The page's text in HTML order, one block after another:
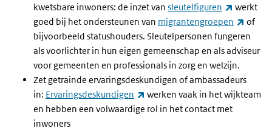
kwetsbare inwoners: de inzet van sleutelfiguren (externe
werkt
goed bij het ondersteunen van migrantengroepen
of
bijvoorbeeld statushouders. Sleutelpersonen fungeren
als voorlichter in hun eigen gemeenschap en als adviseur
voor gemeenten en professionals in zorg en welzijn.
Zet getrainde ervaringsdeskundigen of ambassadeurs
in: Ervaringsdeskundigen (externe link)
werken vaak in het wijkteam
en hebben een volwaardige rol in het contact met
inwoners